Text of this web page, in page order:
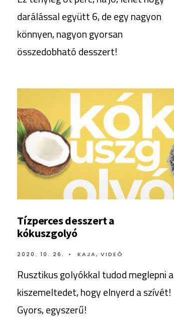
darálással együtt 6, de egy nagyon
könnyen, nagyon gyorsan
összedobható desszert!
Tízperces desszert a
kókuszgolyó
2020. 10. 26. • KAJA,VIDEÓ
Rusztikus golyókkal tudod meglepni a
kiszemeltedet, hogy elnyerd a szívét!
Gyors, egyszerű!